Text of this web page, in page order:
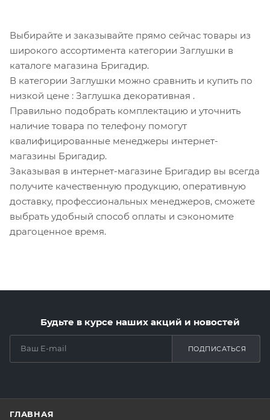
Выбирайте и заказывайте прямо сейчас товары из
широкого ассортимента категории Заглушки в
каталоге магазина Бригадир.
В категории Заглушки можно сравнить и купить по
низкой цене : Заглушка декоративная .
Правильно подобрать комплектацию и уточнить
наличие товара по телефону помогут
квалифицированные менеджеры интернет-
магазины Бригадир.
Заказывая в интернет-магазине Бригадир вы всегда
получите качественную продукцию, оперативную
доставку, профессиональных менеджеров, сможете
выбрать удобный способ оплаты и сэкономите
драгоценное время.
Будьте в курсе наших акций и новостей
ПОДПИСАТЬСЯ
ГЛАВНАЯ